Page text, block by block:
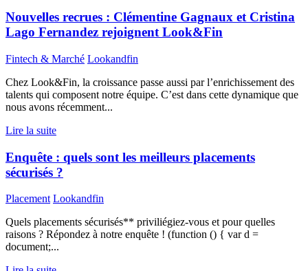
Nouvelles recrues : Clémentine Gagnaux et Cristina
Lago Fernandez rejoignent Look&Fin
Fintech & Marché Lookandfin
Chez Look&Fin, la croissance passe aussi par l’enrichissement des
talents qui composent notre équipe. C’est dans cette dynamique que
nous avons récemment...
Lire la suite
Enquête : quels sont les meilleurs placements
sécurisés ?
Placement Lookandfin
Quels placements sécurisés** priviliégiez-vous et pour quelles
raisons ? Répondez à notre enquête ! (function () { var d =
document;...